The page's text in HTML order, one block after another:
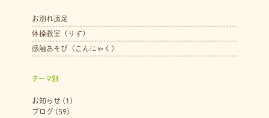
お別れ遠足
体操教室（りす）
感触あそび（こんにゃく）
テーマ別
お知らせ(1)
ブログ (59)